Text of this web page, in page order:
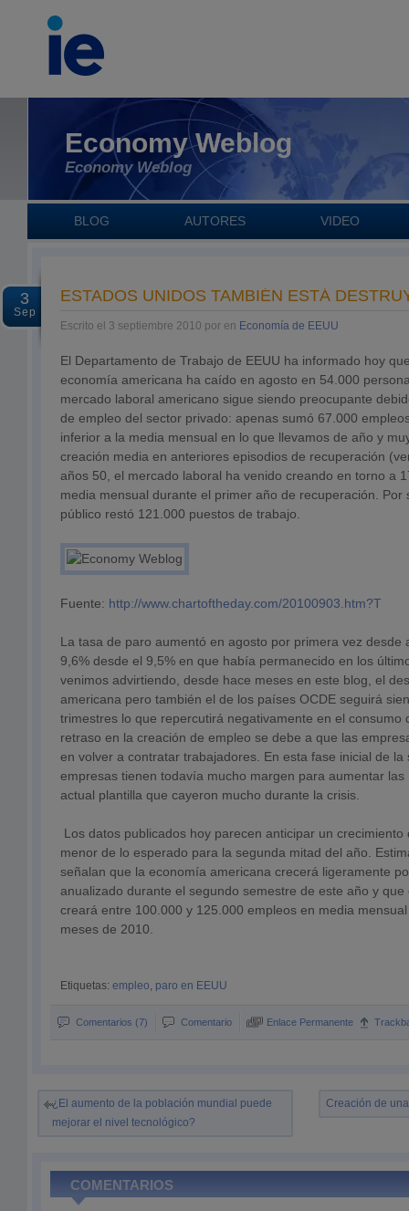
Economy Weblog
Economy Weblog
BLOG AUTORES VIDEO
3
Sep
ESTADOS UNIDOS TAMBIÉN ESTÁ
Escrito el 3 septiembre 2010 por en Economía de EEUU
El Departamento de Trabajo de EEUU ha informado hoy
economía americana ha caído en agosto en 54.000
mercado laboral americano sigue siendo preocupante
de empleo del sector privado: apenas sumó 67.000
inferior a la media mensual en lo que llevamos de año y
creación media en anteriores episodios de recuperación
años 50, el mercado laboral ha venido creando en torno a
media mensual durante el primer año de recuperación. Por
público restó 121.000 puestos de trabajo.
Fuente: http://www.chartoftheday.com/20100903.htm?T
La tasa de paro aumentó en agosto por primera vez desde
9,6% desde el 9,5% en que había permanecido en los
venimos advirtiendo, desde hace meses en este blog, el
americana pero también el de los países OCDE seguirá
trimestres lo que repercutirá negativamente en el consumo
retraso en la creación de empleo se debe a que las
en volver a contratar trabajadores. En esta fase inicial de la
empresas tienen todavía mucho margen para aumentar
actual plantilla que cayeron mucho durante la crisis.
Los datos publicados hoy parecen anticipar un crecimiento
menor de lo esperado para la segunda mitad del año.
señalan que la economía americana crecerá ligeramente
anualizado durante el segundo semestre de este año y
creará entre 100.000 y 125.000 empleos en media
meses de 2010.
Etiquetas: empleo, paro en EEUU
Comentarios (7) Comentario Enlace Permanente
¿El aumento de la población mundial puede
mejorar el nivel tecnológico?
Creación de
COMENTARIOS